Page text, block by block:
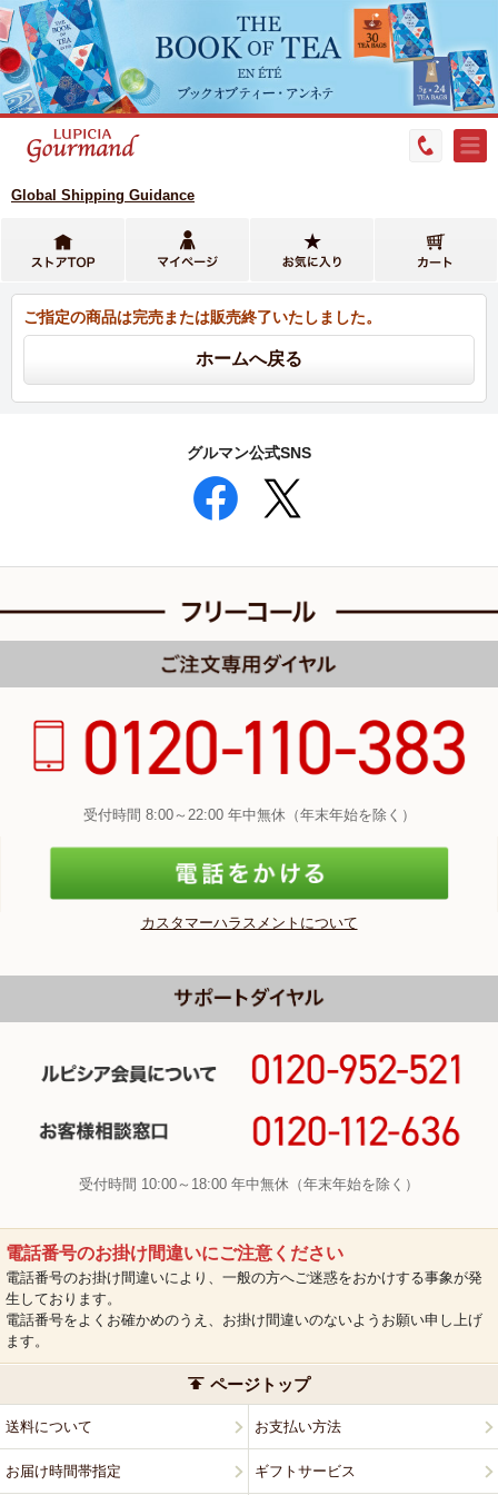
Global Shipping Guidance
ご指定の商品は完売または販売終了いたしました。
グルマン公式SNS
受付時間 8:00～22:00 年中無休（年末年始を除く）
カスタマーハラスメントについて
受付時間 10:00～18:00 年中無休（年末年始を除く）
電話番号のお掛け間違いにご注意ください
電話番号のお掛け間違いにより、一般の方へご迷惑をおかけする事象が発
生しております。
電話番号をよくお確かめのうえ、お掛け間違いのないようお願い申し上げ
ます。
ページトップ
送料について お支払い方法
お届け時間帯指定 ギフトサービス